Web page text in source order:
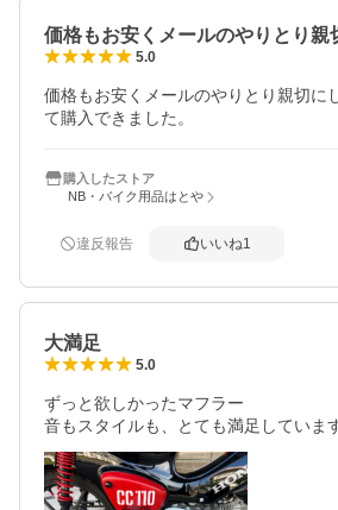
価格もお安くメールのやりとり
5.0
価格もお安くメールのやりとり親切に
て購入できました。
購入したストア
NB・バイク用品はとや
違反報告 いいね1
大満足
5.0
ずっと欲しかったマフラー
音もスタイルも、とても満足しています